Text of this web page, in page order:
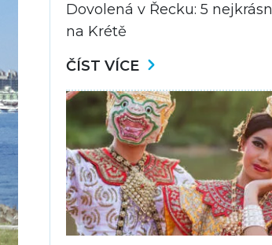
Dovolená v Řecku: 5
na Krétě
ČÍST VÍCE